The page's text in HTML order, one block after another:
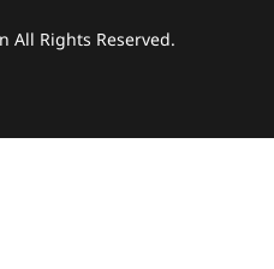
All Rights Reserved.